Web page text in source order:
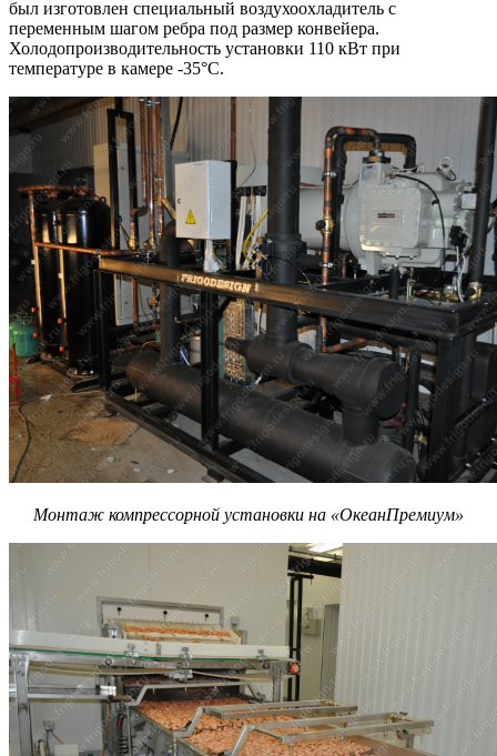
был изготовлен специальный воздухоохладитель с
переменным шагом ребра под размер конвейера.
Холодопроизводительность установки 110 кВт при
температуре в камере -35°С.
Монтаж компрессорной установки на «ОкеанПремиум»